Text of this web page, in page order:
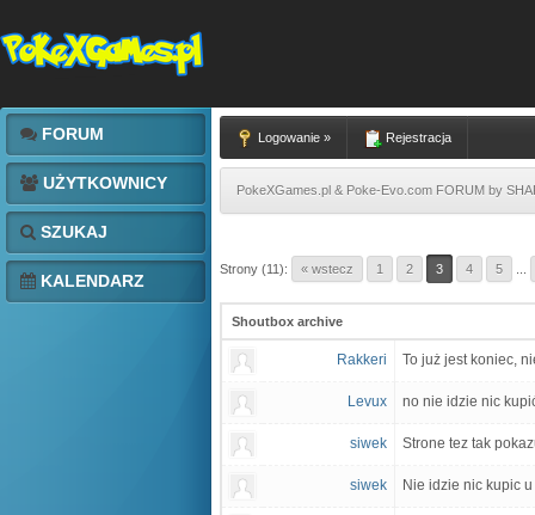
FORUM
UŻYTKOWNICY
SZUKAJ
KALENDARZ
Logowanie » Rejestracja
PokeXGames.pl & Poke-Evo.com FORUM by
Strony (11): « wstecz 1 2 3 4 5
Shoutbox archive
Rakkeri To już jest koniec,
Levux no nie idzie nic
siwek Strone tez tak
siwek Nie idzie nic kupic